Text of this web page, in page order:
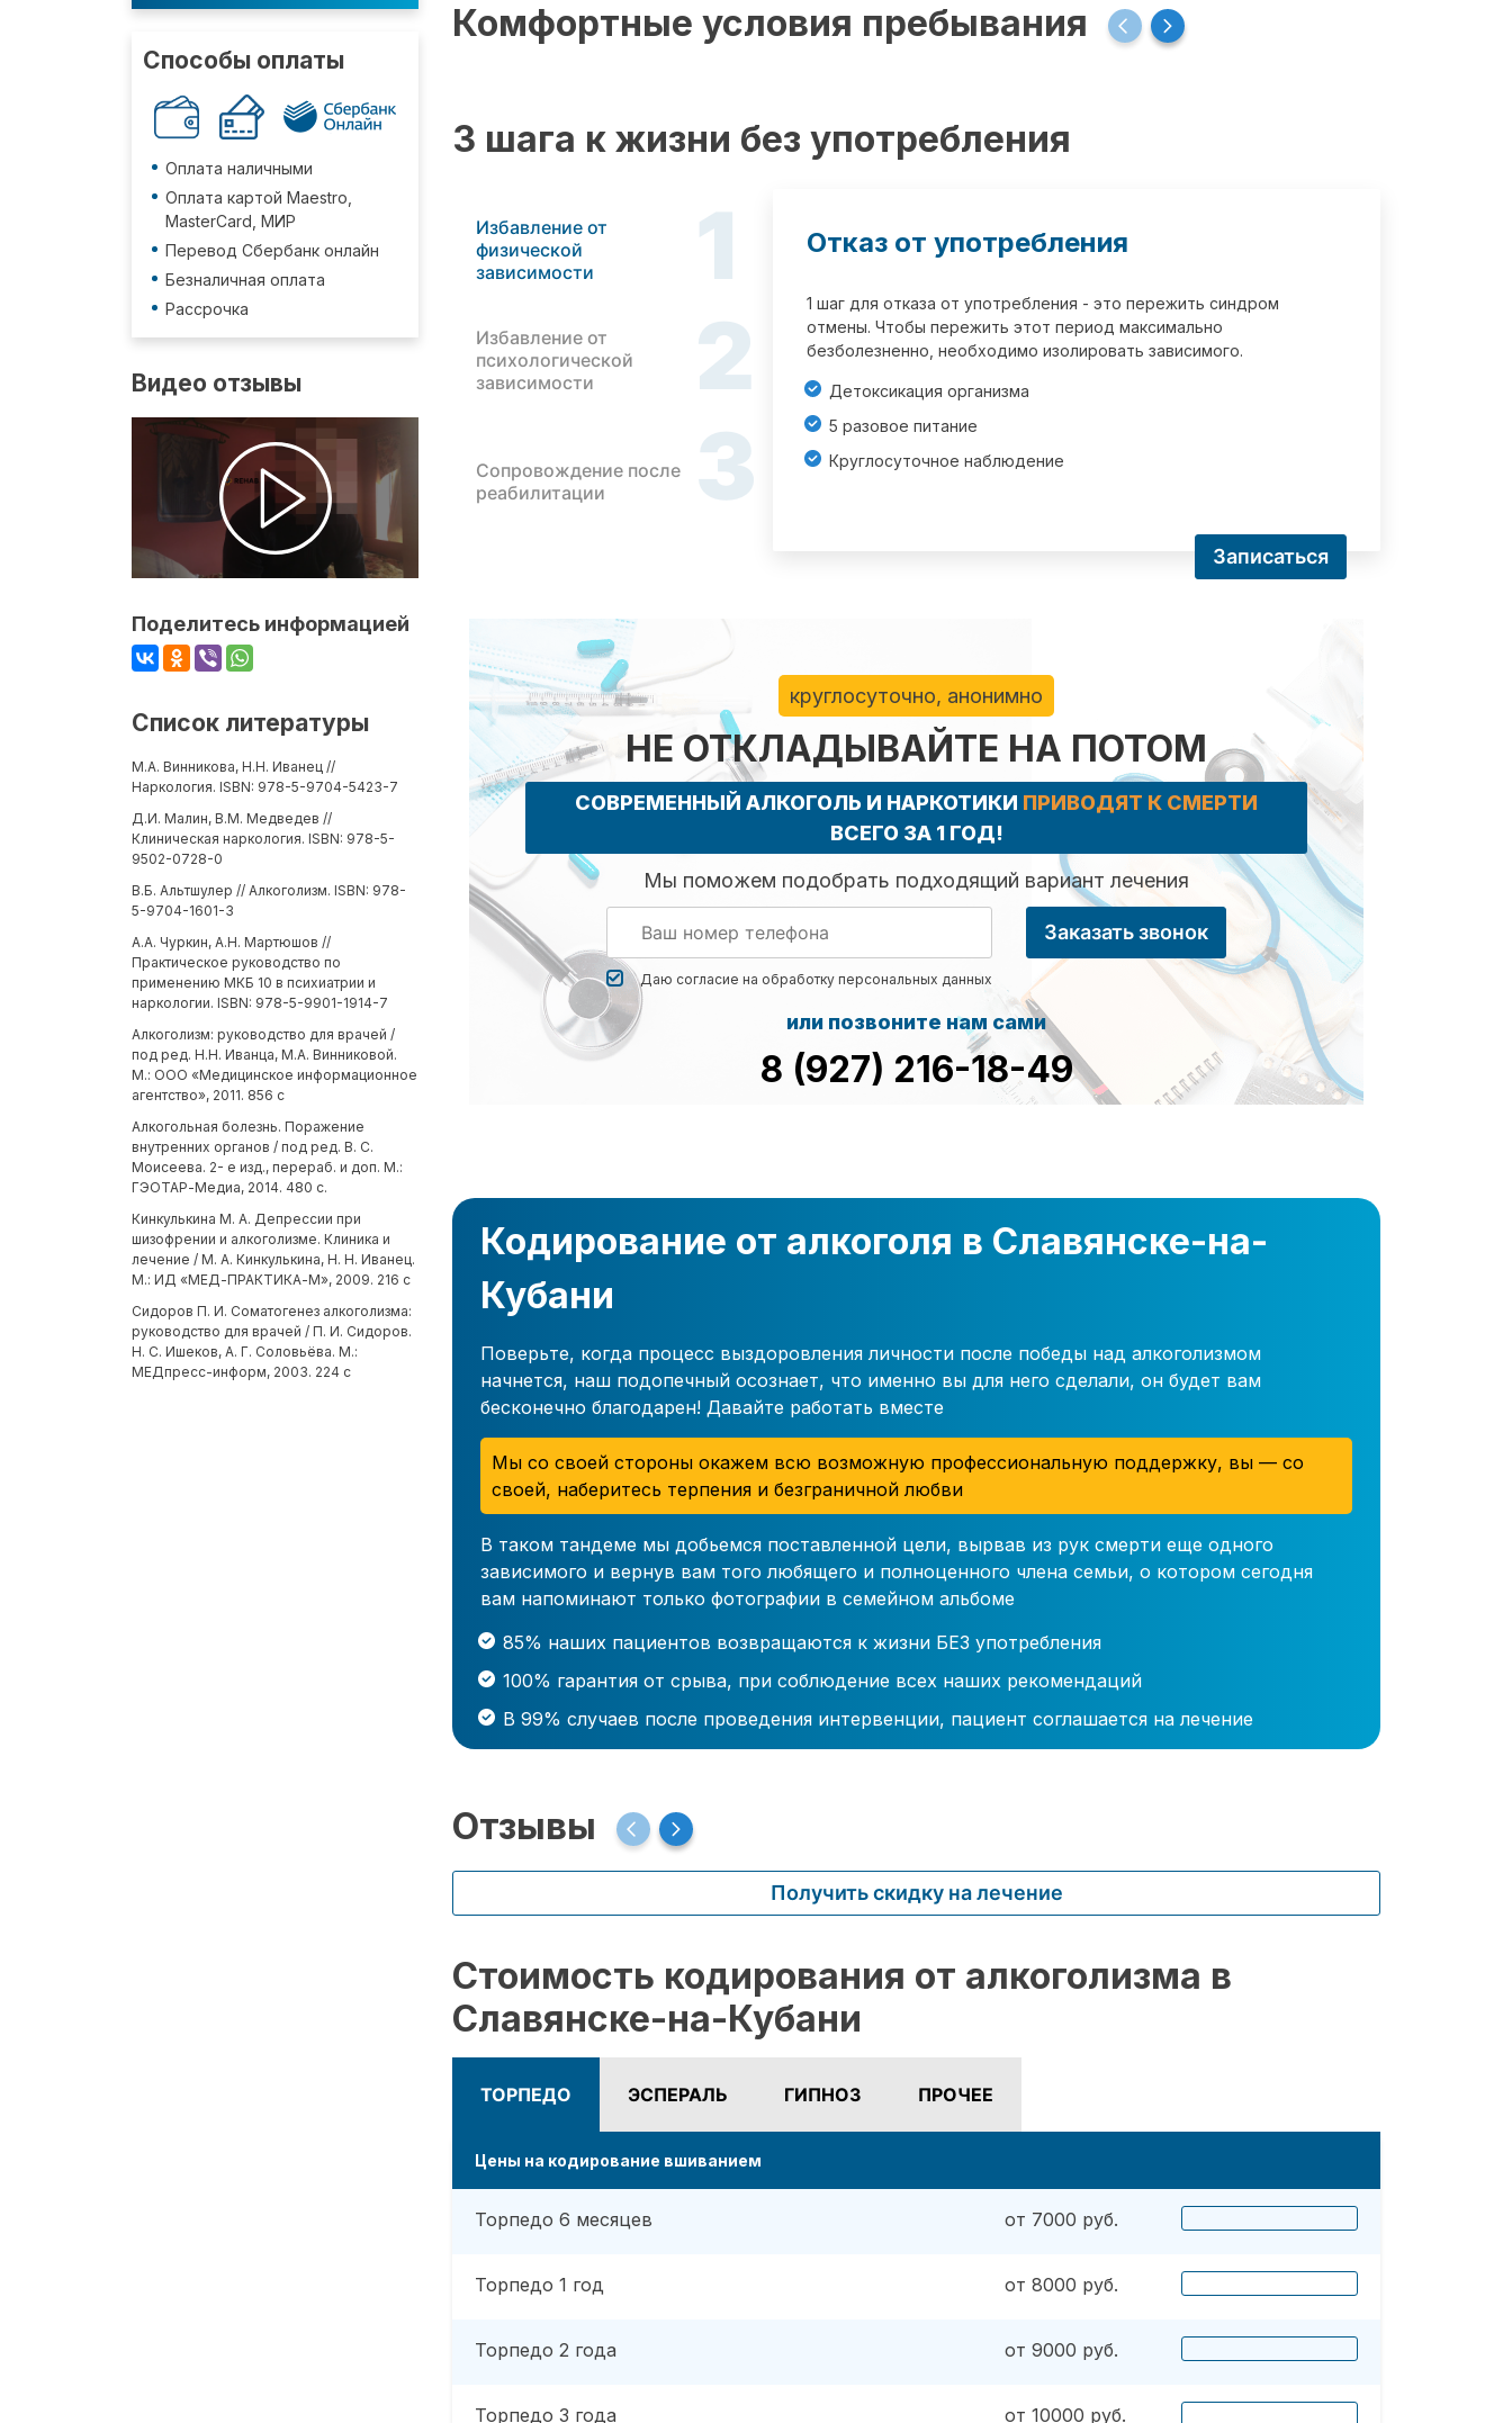
Способы оплаты
Оплата наличными
Оплата картой Maestro,
MasterCard, МИР
Перевод Сбербанк онлайн
Безналичная оплата
Рассрочка
Видео отзывы
Поделитесь информацией
Список литературы
М.А. Винникова, Н.Н. Иванец //
Наркология. ISBN: 978-5-9704-5423-7
Д.И. Малин, В.М. Медведев //
Клиническая наркология. ISBN: 978-5-
9502-0728-0
В.Б. Альтшулер // Алкоголизм. ISBN: 978-
5-9704-1601-3
А.А. Чуркин, А.Н. Мартюшов //
Практическое руководство по
применению МКБ 10 в психиатрии и
наркологии. ISBN: 978-5-9901-1914-7
Алкоголизм: руководство для врачей /
под ред. Н.Н. Иванца, М.А. Винниковой.
М.: ООО «Медицинское информационное
агентство», 2011. 856 с
Алкогольная болезнь. Поражение
внутренних органов / под ред. В. С.
Моисеева. 2- е изд., перераб. и доп. М.:
ГЭОТАР-Медиа, 2014. 480 с.
Кинкулькина М. А. Депрессии при
шизофрении и алкоголизме. Клиника и
лечение / М. А. Кинкулькина, Н. Н. Иванец.
М.: ИД «МЕД-ПРАКТИКА-М», 2009. 216 с
Сидоров П. И. Соматогенез алкоголизма:
руководство для врачей / П. И. Сидоров.
Н. С. Ишеков, А. Г. Соловьёва. М.:
МЕДпресс-информ, 2003. 224 с
Комфортные условия пребывания
3 шага к жизни без употребления
Избавление от
физической
зависимости
1
Избавление от
психологической
зависимости
2
Сопровождение после
реабилитации
3
Отказ от употребления
1 шаг для отказа от употребления - это пережить синдром
отмены. Чтобы пережить этот период максимально
безболезненно, необходимо изолировать зависимого.
Детоксикация организма
5 разовое питание
Круглосуточное наблюдение
Записаться
круглосуточно, анонимно
НЕ ОТКЛАДЫВАЙТЕ НА ПОТОМ
СОВРЕМЕННЫЙ АЛКОГОЛЬ И НАРКОТИКИ ПРИВОДЯТ К СМЕРТИ
ВСЕГО ЗА 1 ГОД!
Мы поможем подобрать подходящий вариант лечения
Даю согласие на обработку персональных данных
Заказать звонок
или позвоните нам сами
8 (927) 216-18-49
Кодирование от алкоголя в Славянске-на-
Кубани
Поверьте, когда процесс выздоровления личности после победы над алкоголизмом
начнется, наш подопечный осознает, что именно вы для него сделали, он будет вам
бесконечно благодарен! Давайте работать вместе
Мы со своей стороны окажем всю возможную профессиональную поддержку, вы — со
своей, наберитесь терпения и безграничной любви
В таком тандеме мы добьемся поставленной цели, вырвав из рук смерти еще одного
зависимого и вернув вам того любящего и полноценного члена семьи, о котором сегодня
вам напоминают только фотографии в семейном альбоме
85% наших пациентов возвращаются к жизни БЕЗ употребления
100% гарантия от срыва, при соблюдение всех наших рекомендаций
В 99% случаев после проведения интервенции, пациент соглашается на лечение
Отзывы
Получить скидку на лечение
Стоимость кодирования от алкоголизма в
Славянске-на-Кубани
ТОРПЕДО ЭСПЕРАЛЬ ГИПНОЗ ПРОЧЕЕ
Цены на кодирование вшиванием
Торпедо 6 месяцев от 7000 руб.
Торпедо 1 год от 8000 руб.
Торпедо 2 года от 9000 руб.
Торпедо 3 года от 10000 руб.